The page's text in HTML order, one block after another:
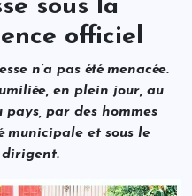
sous la
officiel
n’a pas été menacée.
en plein jour, au
par des hommes
municipale et sous le